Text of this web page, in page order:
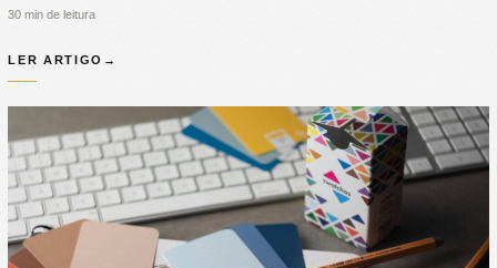
30 min de leitura
LER ARTIGO →